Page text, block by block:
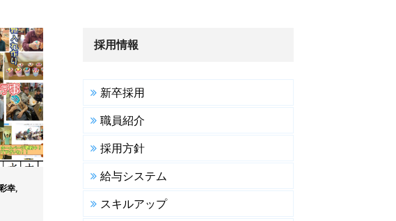
幸,
採用情報
新卒採用
職員紹介
採用方針
給与システム
スキルアップ